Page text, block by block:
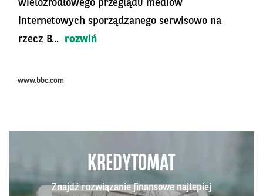
wieloźródłowego przeglądu mediów
internetowych sporządzanego serwisowo na
rzecz B...
rozwiń
www.bbc.com
KREDYTOMAT
Znajdź rozwiązanie finansowe najlepiej